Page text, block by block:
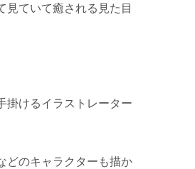
見ていて癒される見た目
掛けるイラストレーター
どのキャラクターも描か